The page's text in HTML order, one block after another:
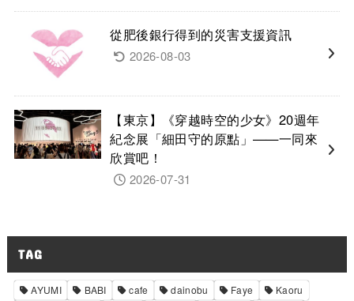
從肥後銀行得到的災害支援資訊
2026-08-03
【東京】《穿越時空的少女》20週年
紀念展「細田守的原點」——一同來
欣賞吧！
2026-07-31
TAG
AYUMI BABI cafe dainobu Faye
Kaoru